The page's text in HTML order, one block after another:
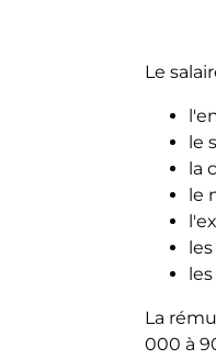
Le
le
la
le
La
000 à